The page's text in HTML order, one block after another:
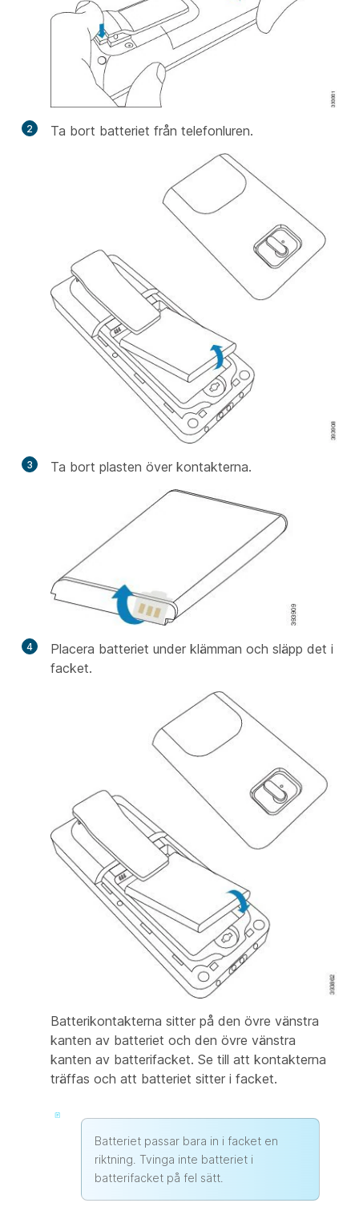
2 Ta bort batteriet från telefonluren.
3 Ta bort plasten över kontakterna.
4
Placera batteriet under klämman och släpp det i
facket.
Batterikontakterna sitter på den övre vänstra
kanten av batteriet och den övre vänstra
kanten av batterifacket. Se till att kontakterna
träffas och att batteriet sitter i facket.
Batteriet passar bara in i facket en
riktning. Tvinga inte batteriet i
batterifacket på fel sätt.